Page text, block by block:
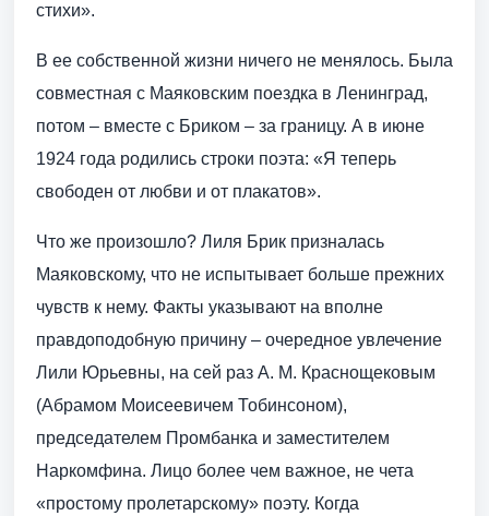
стихи».
В ее собственной жизни ничего не менялось. Была
совместная с Маяковским поездка в Ленинград,
потом – вместе с Бриком – за границу. А в июне
1924 года родились строки поэта: «Я теперь
свободен от любви и от плакатов».
Что же произошло? Лиля Брик призналась
Маяковскому, что не испытывает больше прежних
чувств к нему. Факты указывают на вполне
правдоподобную причину – очередное увлечение
Лили Юрьевны, на сей раз А. М. Краснощековым
(Абрамом Моисеевичем Тобинсоном),
председателем Промбанка и заместителем
Наркомфина. Лицо более чем важное, не чета
«простому пролетарскому» поэту. Когда